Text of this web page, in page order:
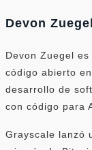
Devon Zuegel
Devon Zuegel
código abierto
desarrollo de
con código para
Grayscale lanzó